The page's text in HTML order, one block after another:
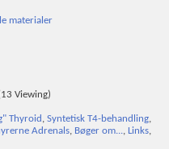
materialer
Viewing)
Thyroid , Syntetisk T4-behandling,
Adrenals, Bøger om..., Links,